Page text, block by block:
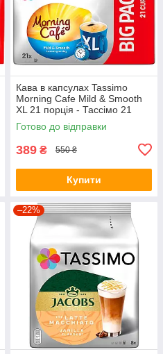
Кава в капсулах Tassimo
Morning Cafe Mild & Smooth
XL 21 порція - Тассімо 21
капсула BIG PACK
Готово до відправки
389 ₴ 550 ₴
Купити
–22%